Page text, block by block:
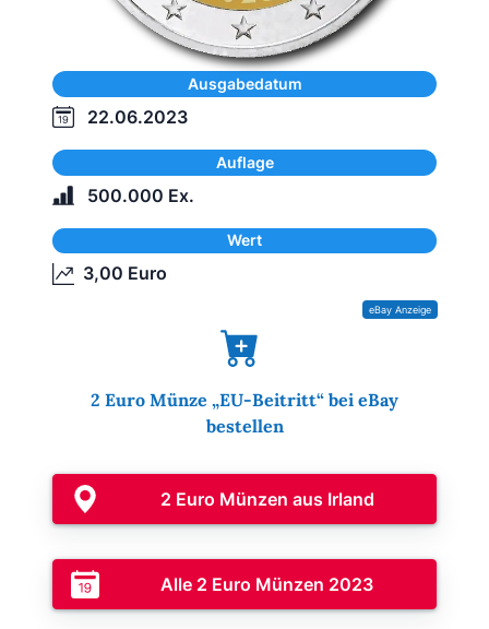
Ausgabedatum
22.06.2023
Auflage
500.000 Ex.
Wert
3,00 Euro
2 Euro Münze „EU-Beitritt“ bei eBay
bestellen
2 Euro Münzen aus Irland
Alle 2 Euro Münzen 2023